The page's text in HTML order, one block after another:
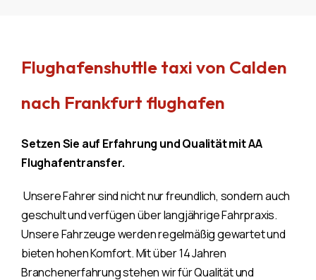
Flughafenshuttle taxi von Calden
nach Frankfurt flughafen
Setzen Sie auf Erfahrung und Qualität mit AA
Flughafentransfer.
Unsere Fahrer sind nicht nur freundlich, sondern auch
geschult und verfügen über langjährige Fahrpraxis.
Unsere Fahrzeuge werden regelmäßig gewartet und
bieten hohen Komfort. Mit über 14 Jahren
Branchenerfahrung stehen wir für Qualität und